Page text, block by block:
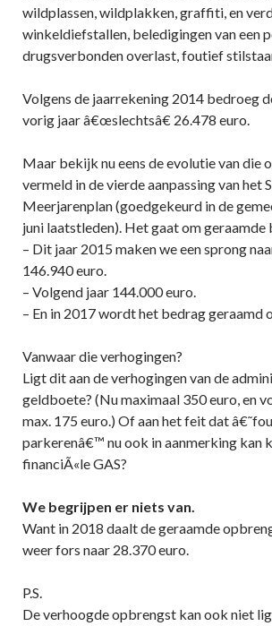
wildplassen, wildplakken, graffiti, en
winkeldiefstallen, beledigingen van een
drugsverbonden overlast, foutief
Volgens de jaarrekening 2014 bedroeg
vorig jaar â€œslechtsâ€ 26.478 euro.
Maar bekijk nu eens de evolutie van die
vermeld in de vierde aanpassing van het
Meerjarenplan (goedgekeurd in de
juni laatstleden). Het gaat om geraamde
– Dit jaar 2015 maken we een sprong
146.940 euro.
– Volgend jaar 144.000 euro.
– En in 2017 wordt het bedrag geraamd
Vanwaar die verhogingen?
Ligt dit aan de verhogingen van de
geldboete? (Nu maximaal 350 euro, en
max. 175 euro.) Of aan het feit dat
parkerenâ€™ nu ook in aanmerking kan
financiÃ«le GAS?
We begrijpen er niets van.
Want in 2018 daalt de geraamde
weer fors naar 28.370 euro.
P.S.
De verhoogde opbrengst kan ook niet